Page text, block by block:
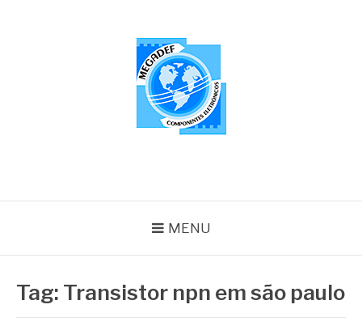
MENU
Tag: Transistor npn em são paulo